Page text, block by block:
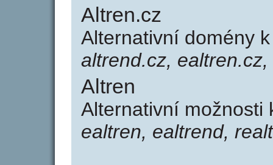
Altren.cz
Alternativní domény
altrend.cz,
Altren
Alternativní
ealtren, ealtrend,